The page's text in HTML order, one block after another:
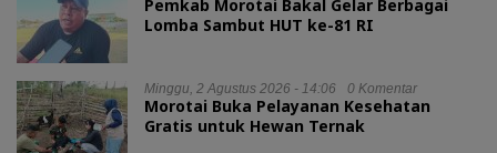
Pemkab Morotai Bakal Gelar Berbagai
Lomba Sambut HUT ke-81 RI
Minggu, 2 Agustus 2026 - 14:06 0 Komentar
Morotai Buka Pelayanan Kesehatan
Gratis untuk Hewan Ternak